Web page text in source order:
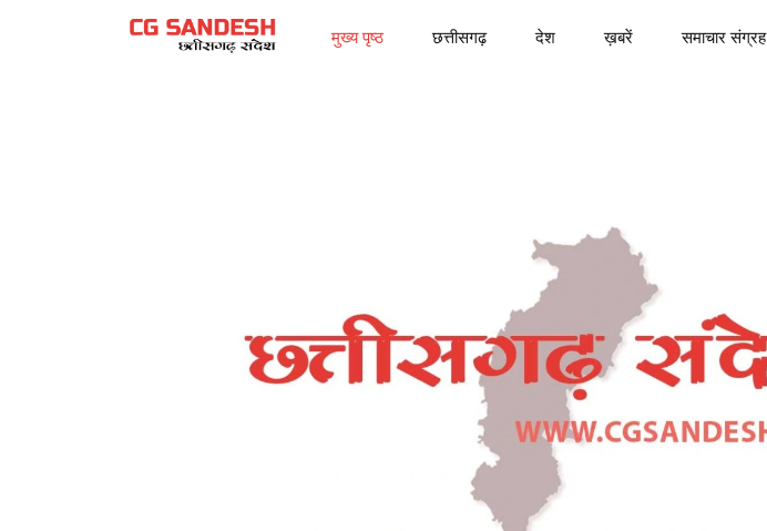
मुख्य पृष्ठ छत्तीसगढ़ देश ख़बरें समाचार संग्रह